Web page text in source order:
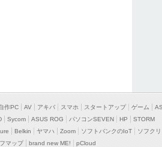
作PC AV アキバ スマホ スタートアップ ゲーム
Sycom ASUS ROG パソコンSEVEN HP
STORM
Belkin ヤマハ Zoom ソフトバンクのIoT
ソフクリ
マップ brand new ME!
pCloud